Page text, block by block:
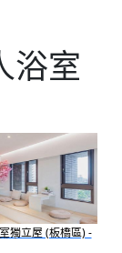
浴室
獨立屋 (板橋區) -
室